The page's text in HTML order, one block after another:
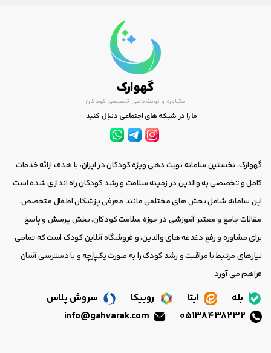
گهوارک
مشاوره و نوبت دهی تخصصی کودکان
ما را در شبکه های اجتماعی دنبال کنید
گهوارک، نخستین سامانه نوبت دهی ویژه کودکان در ایران، با هدف ارائه خدمات
کامل و تخصصی به والدین در زمینه سلامت و رشد کودکان راه اندازی شده است.
این سامانه شامل بخش های مختلفی مانند معرفی پزشکان اطفال متخصص،
مقالات جامع و معتبر آموزشی در حوزه سلامت کودکان، بخش پرسش و پاسخ
برای مشاوره و رفع دغدغه های والدین، و فروشگاه آنلاین کودک است که تمامی
نیازهای مرتبط با مراقبت و رشد کودک را به صورت یکپارچه و با دسترسی آسان
فراهم می آورد.
بله ایتا روبیکا
سروش پلاس